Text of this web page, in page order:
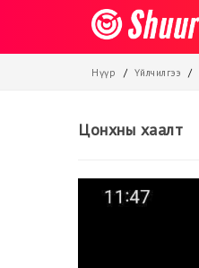
Нүүр Үйлчилгээ
Цонхны хаалт